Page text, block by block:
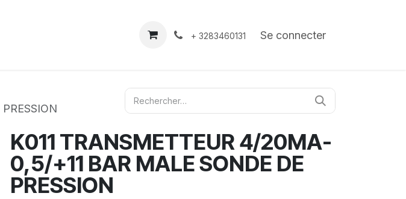
À propos Contact
+ 3283460131 Se connecter
K011 TRANSMETTEUR 4/20MA-
0,5/+11 BAR MALE SONDE DE
PRESSION